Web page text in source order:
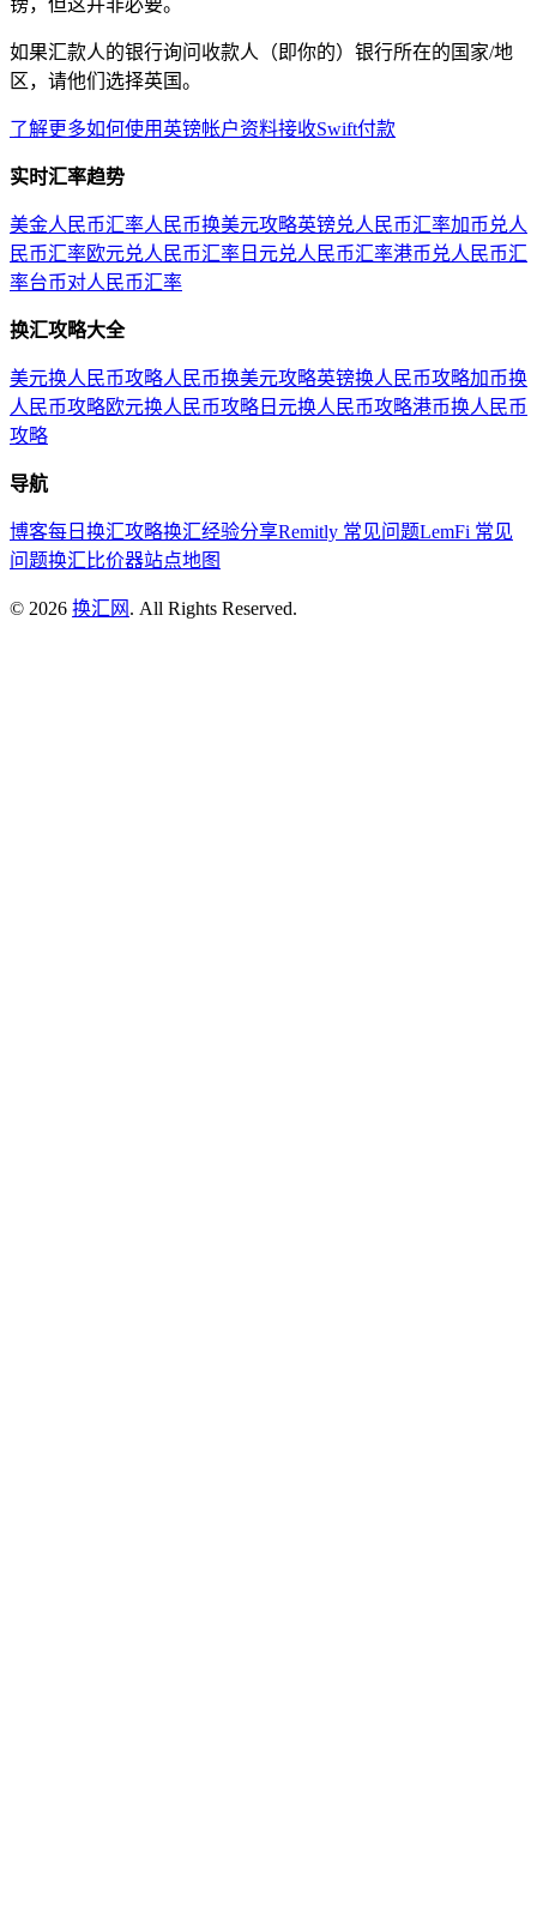
如果汇款人的银行询问收款人（即你的）银行所在的国家/地
区，请他们选择英国。
了解更多如何使用英镑帐户资料接收Swift付款
实时汇率趋势
美金人民币汇率人民币换美元攻略英镑兑人民币汇率加币兑人
民币汇率欧元兑人民币汇率 日元兑人民币汇率港币兑人民币汇
率台币对人民币汇率
换汇攻略大全
美元换人民币攻略人民币换美元攻略英镑换人民币攻略加币换
人民币攻略欧元换人民币攻略 日元换人民币攻略港币换人民币
攻略
导航
博客每日换汇攻略换汇经验分享Remitly 常见问题LemFi 常见
问题换汇比价器站点地图
© 2026 换汇网 . All Rights Reserved.